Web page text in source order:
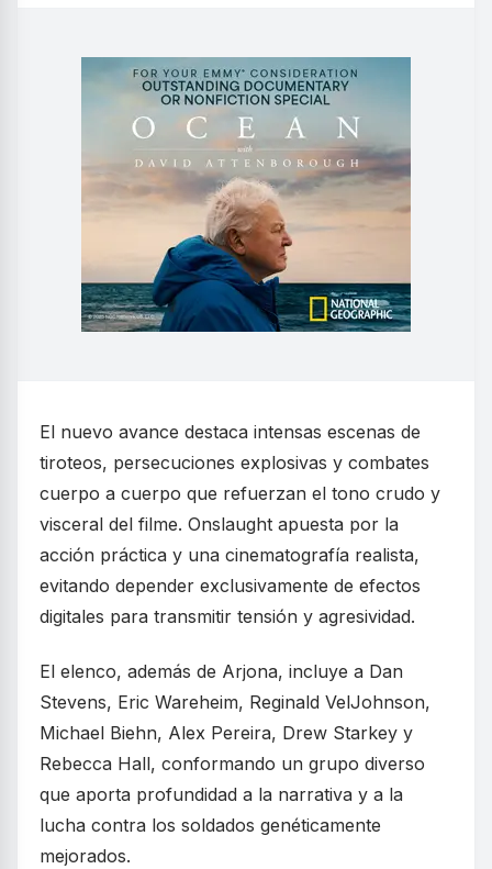
El nuevo avance destaca intensas escenas de
tiroteos, persecuciones explosivas y combates
cuerpo a cuerpo que refuerzan el tono crudo y
visceral del filme. Onslaught apuesta por la
acción práctica y una cinematografía realista,
evitando depender exclusivamente de efectos
digitales para transmitir tensión y agresividad.
El elenco, además de Arjona, incluye a Dan
Stevens, Eric Wareheim, Reginald VelJohnson,
Michael Biehn, Alex Pereira, Drew Starkey y
Rebecca Hall, conformando un grupo diverso
que aporta profundidad a la narrativa y a la
lucha contra los soldados genéticamente
mejorados.